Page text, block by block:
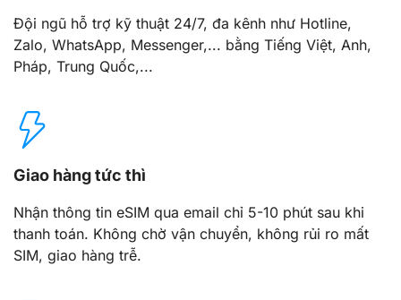
Đội ngũ hỗ trợ kỹ thuật 24/7, đa kênh như Hotline,
Zalo, WhatsApp, Messenger,... bằng Tiếng Việt, Anh,
Pháp, Trung Quốc,...
Giao hàng tức thì
Nhận thông tin eSIM qua email chỉ 5-10 phút sau khi
thanh toán. Không chờ vận chuyển, không rủi ro mất
SIM, giao hàng trễ.